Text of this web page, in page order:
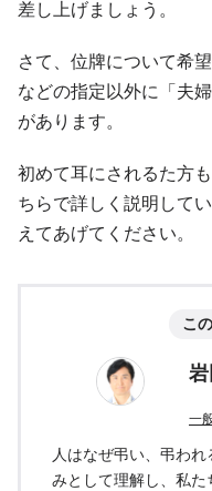
差し上げましょう。
さて、位牌について希
などの指定以外に「夫
があります。
初めて耳にされるた方
ちらで詳しく説明して
えてあげてください。
こ
一
人はなぜ弔い、弔わ
みとして理解し、私